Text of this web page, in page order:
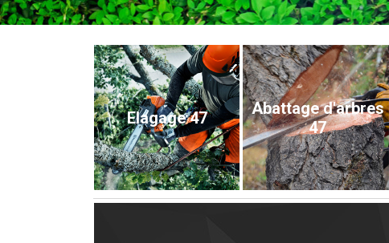
Elagage 47
Abattage d'arbres
47